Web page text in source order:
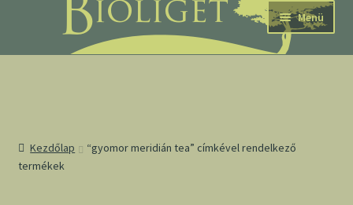
navigációhoz
tartalomba
Menü
Kezdőlap
“gyomor meridián tea” címkével rendelkező
termékek